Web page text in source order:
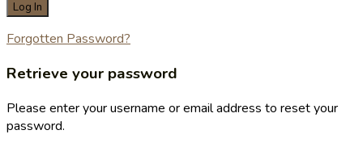
Forgotten Password?
Retrieve your password
Please enter your username or email address to reset your
password.